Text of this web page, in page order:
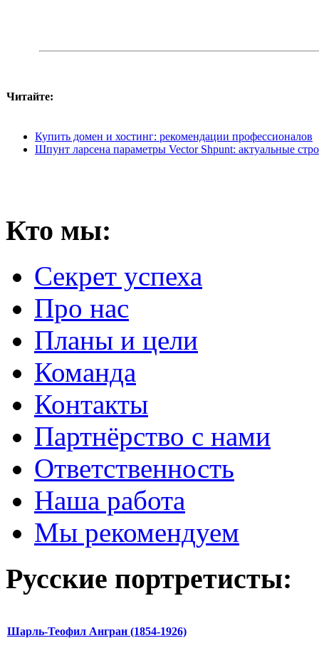
Читайте:
Купить домен и хостинг: рекомендации профессионалов
Шпунт ларсена параметры Vector Shpunt: актуальные
Кто мы:
Секрет успеха
Про нас
Планы и цели
Команда
Контакты
Партнёрство с нами
Ответственность
Наша работа
Мы рекомендуем
Русские портретисты:
Шарль-Теофил Ангран (1854-1926)